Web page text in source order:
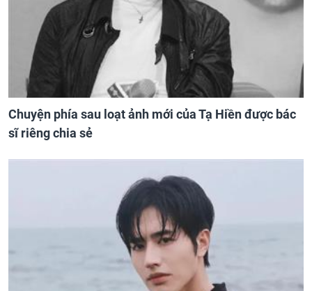
Chuyện phía sau loạt ảnh mới của Tạ Hiền được bác
sĩ riêng chia sẻ